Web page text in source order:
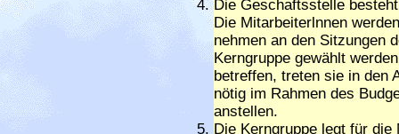
Die Geschaftsstelle
Die Mitarbeiterlnnen
nehmen an den Sitzungen
Kerngruppe gewählt
betreffen, treten sie in den
nötig im Rahmen des
anstellen.
Die Kerngruppe legt für die